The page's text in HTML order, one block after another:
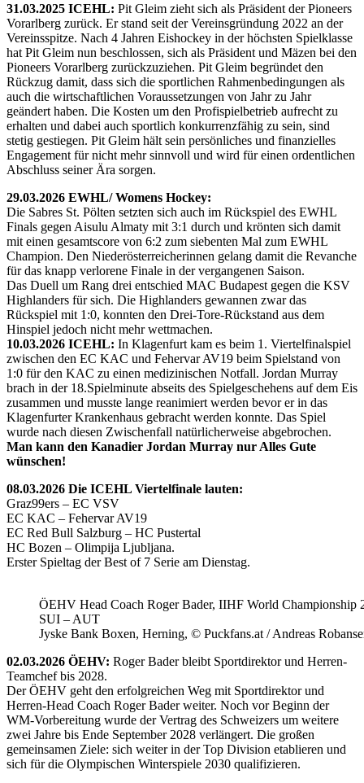
31.03.2025 ICEHL: Pit Gleim zieht sich als Präsident der Pioneers
Vorarlberg zurück. Er stand seit der Vereinsgründung 2022 an der
Vereinsspitze. Nach 4 Jahren Eishockey in der höchsten Spielklasse
hat Pit Gleim nun beschlossen, sich als Präsident und Mäzen bei den
Pioneers Vorarlberg zurückzuziehen. Pit Gleim begründet den
Rückzug damit, dass sich die sportlichen Rahmenbedingungen als
auch die wirtschaftlichen Voraussetzungen von Jahr zu Jahr
geändert haben. Die Kosten um den Profispielbetrieb aufrecht zu
erhalten und dabei auch sportlich konkurrenzfähig zu sein, sind
stetig gestiegen. Pit Gleim hält sein persönliches und finanzielles
Engagement für nicht mehr sinnvoll und wird für einen ordentlichen
Abschluss seiner Ära sorgen.
29.03.2026 EWHL/ Womens Hockey:
Die Sabres St. Pölten setzten sich auch im Rückspiel des EWHL
Finals gegen Aisulu Almaty mit 3:1 durch und krönten sich damit
mit einen gesamtscore von 6:2 zum siebenten Mal zum EWHL
Champion. Den Niederösterreicherinnen gelang damit die Revanche
für das knapp verlorene Finale in der vergangenen Saison.
Das Duell um Rang drei entschied MAC Budapest gegen die KSV
Highlanders für sich. Die Highlanders gewannen zwar das
Rückspiel mit 1:0, konnten den Drei-Tore-Rückstand aus dem
Hinspiel jedoch nicht mehr wettmachen.
10.03.2026 ICEHL: In Klagenfurt kam es beim 1. Viertelfinalspiel
zwischen den EC KAC und Fehervar AV19 beim Spielstand von
1:0 für den KAC zu einen medizinischen Notfall. Jordan Murray
brach in der 18.Spielminute abseits des Spielgeschehens auf dem Eis
zusammen und musste lange reanimiert werden bevor er in das
Klagenfurter Krankenhaus gebracht werden konnte. Das Spiel
wurde nach diesen Zwischenfall natürlicherweise abgebrochen.
Man kann den Kanadier Jordan Murray nur Alles Gute
wünschen!
08.03.2026 Die ICEHL Viertelfinale lauten:
Graz99ers – EC VSV
EC KAC – Fehervar AV19
EC Red Bull Salzburg – HC Pustertal
HC Bozen – Olimpija Ljubljana.
Erster Spieltag der Best of 7 Serie am Dienstag.
ÖEHV Head Coach Roger Bader, IIHF World Championship
SUI – AUT
Jyske Bank Boxen, Herning, © Puckfans.at / Andreas
02.03.2026 ÖEHV: Roger Bader bleibt Sportdirektor und Herren-
Teamchef bis 2028.
Der ÖEHV geht den erfolgreichen Weg mit Sportdirektor und
Herren-Head Coach Roger Bader weiter. Noch vor Beginn der
WM-Vorbereitung wurde der Vertrag des Schweizers um weitere
zwei Jahre bis Ende September 2028 verlängert. Die großen
gemeinsamen Ziele: sich weiter in der Top Division etablieren und
sich für die Olympischen Winterspiele 2030 qualifizieren.